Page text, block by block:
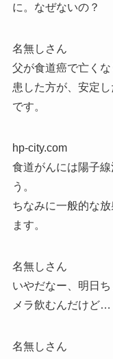
に。なぜないの？
名無しさん
父が食道癌で亡く
患した方が、安定
です。
hp-city.com
食道がんには陽子
う。
ちなみに一般的な
ます。
名無しさん
いやだなー、明日
メラ飲むんだけど…
名無しさん